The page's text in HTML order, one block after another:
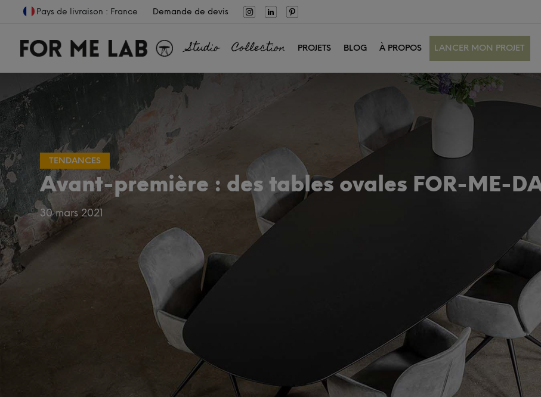
Pays de livraison : France Demande de devis
Studio Collection PROJETS BLOG À PROPOS LANCER MON PROJET
TENDANCES
Avant-première : des tables ovales FOR-ME-
30 mars 2021